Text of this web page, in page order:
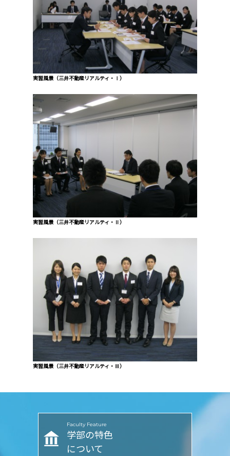
実習風景（三井不動産リアルティ・Ⅰ）
実習風景（三井不動産リアルティ・Ⅱ）
実習風景（三井不動産リアルティ・Ⅲ）
Faculty Feature
学部の特色
について